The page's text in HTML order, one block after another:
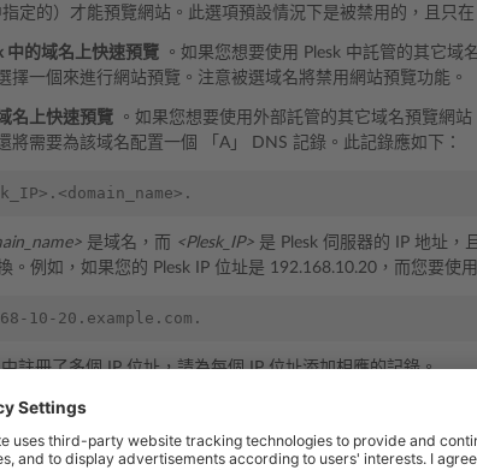
定的）才能預覽網站。此選項預設情況下是被禁用的，且只
中的域名上快速預覽 。如果您想要使用 Plesk 中託管的其它
擇一個來進行網站預覽。注意被選域名將禁用網站預覽功能。
名上快速預覽 。如果您想要使用外部託管的其它域名預覽網
將需要為該域名配置一個 「A」 DNS 記錄。此記錄應如下：
是域名，而 <Plesk_IP> 是 Plesk 伺服器的 IP 地址，
。例如，如果您的 Plesk IP 位址是 192.168.10.20，而您要使
註冊了多個 IP 位址，請為每個 IP 位址添加相應的記錄。
預覽。如果您想要禁用預覽網站的功能，請選擇此選項。